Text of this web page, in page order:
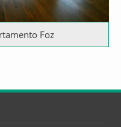
Foz